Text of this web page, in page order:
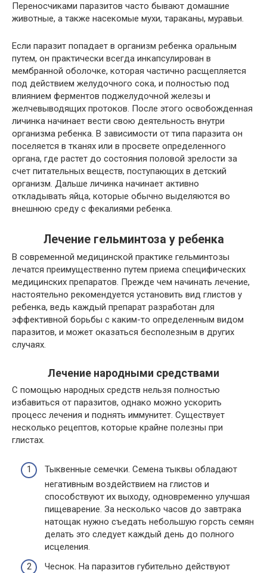
Переносчиками паразитов часто бывают домашние
животные, а также насекомые мухи, тараканы, муравьи.
Если паразит попадает в организм ребенка оральным
путем, он практически всегда инкапсулирован в
мембранной оболочке, которая частично расщепляется
под действием желудочного сока, и полностью под
влиянием ферментов поджелудочной железы и
желчевыводящих протоков. После этого освобожденная
личинка начинает вести свою деятельность внутри
организма ребенка. В зависимости от типа паразита он
поселяется в тканях или в просвете определенного
органа, где растет до состояния половой зрелости за
счет питательных веществ, поступающих в детский
организм. Дальше личинка начинает активно
откладывать яйца, которые обычно выделяются во
внешнюю среду с фекалиями ребенка.
Лечение гельминтоза у ребенка
В современной медицинской практике гельминтозы
лечатся преимущественно путем приема специфических
медицинских препаратов. Прежде чем начинать лечение,
настоятельно рекомендуется установить вид глистов у
ребенка, ведь каждый препарат разработан для
эффективной борьбы с каким-то определенным видом
паразитов, и может оказаться бесполезным в других
случаях.
Лечение народными средствами
С помощью народных средств нельзя полностью
избавиться от паразитов, однако можно ускорить
процесс лечения и поднять иммунитет. Существует
несколько рецептов, которые крайне полезны при
глистах.
Тыквенные семечки. Семена тыквы обладают
негативным воздействием на глистов и
способствуют их выходу, одновременно улучшая
пищеварение. За несколько часов до завтрака
натощак нужно съедать небольшую горсть семян
делать это следует каждый день до полного
исцеления.
Чеснок. На паразитов губительно действуют